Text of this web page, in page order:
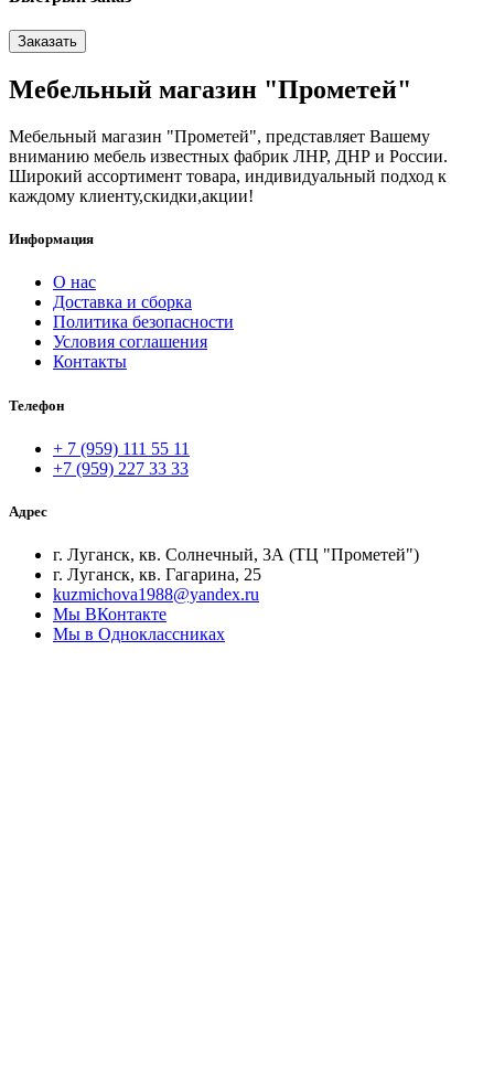
Заказать
Мебельный магазин "Прометей"
Мебельный магазин "Прометей", представляет Вашему
вниманию мебель известных фабрик ЛНР, ДНР и России.
Широкий ассортимент товара, индивидуальный подход к
каждому клиенту,скидки,акции!
Информация
О нас
Доставка и сборка
Политика безопасности
Условия соглашения
Контакты
Телефон
+ 7 (959) 111 55 11
+7 (959) 227 33 33
Адрес
г. Луганск, кв. Солнечный, 3А (ТЦ "Прометей")
г. Луганск, кв. Гагарина, 25
kuzmichova1988@yandex.ru
Мы ВКонтакте
Мы в Одноклассниках